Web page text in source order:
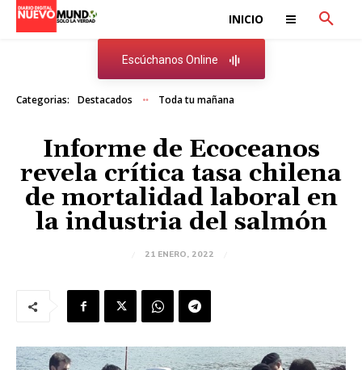
INICIO
Escúchanos Online
Categorias: Destacados Toda tu mañana
Informe de Ecoceanos
revela crítica tasa chilena
de mortalidad laboral en
la industria del salmón
21 ENERO, 2022